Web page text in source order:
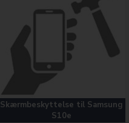
Skærmbeskyttelse til Samsung
S10e